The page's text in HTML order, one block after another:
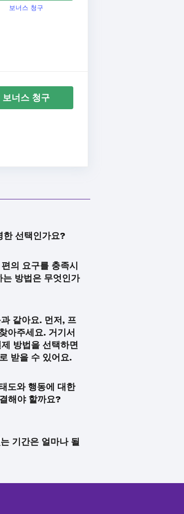
보너스 청구
보너스 청구
한 선택인가요?
의 요구를 충족시
방법은 무엇인가
같아요. 먼저, 프
아주세요. 거기서
방법을 선택하면
받을 수 있어요.
도와 행동에 대한
해야 할까요?
기간은 얼마나 될